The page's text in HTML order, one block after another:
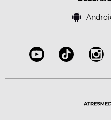
Bases de concursos